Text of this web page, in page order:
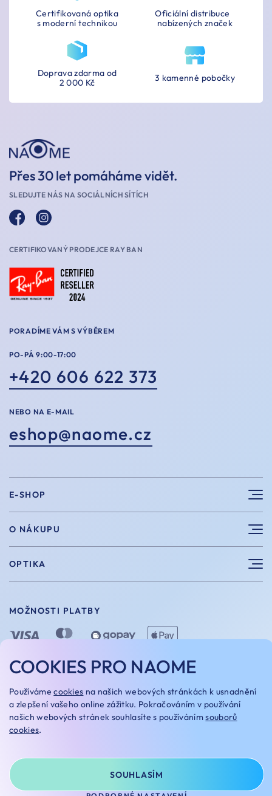
Certifikovaná optika
s moderní technikou
Oficiální distribuce
nabízených značek
3 kamenné pobočky
Doprava zdarma od
2 000 Kč
Přes 30 let pomáháme vidět.
SLEDUJTE NÁS NA SOCIÁLNÍCH SÍTÍCH
CERTIFIKOVANÝ PRODEJCE RAY BAN
PORADÍME VÁM S VÝBĚREM
PO-PÁ 9:00-17:00
+420 606 622 373
NEBO NA E-MAIL
eshop@naome.cz
E-SHOP
Sluneční brýle
Sportovní brýle
Vintage brýle
Doplňky
Dárkové poukazy
O NÁKUPU
Výhody nákupu u nás
Velikosti
Vrácení a výměna
Doprava a platba
Naome+
OPTIKA
O nás
Naše optiky
Kariera
MOŽNOSTI PLATBY
MOŽNOSTI DOPRAVY
© NAOME 2025
NASTAVENÍ COOKIES GDPR
COOKIES PRO NAOME
Používámecookies na našich webových stránkách k usnadnění
a zlepšení vašeho online zážitku. Pokračováním v používání
našich webových stránek souhlasíte s používánímsouborů
cookies.
SOUHLASÍM